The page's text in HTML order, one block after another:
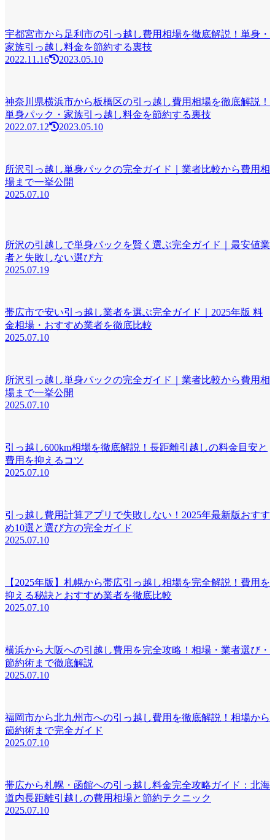
宇都宮市から足利市の引っ越し費用相場を徹底解説！単身・
家族引っ越し料金を節約する裏技
2022.11.16
2023.05.10
神奈川県横浜市から板橋区の引っ越し費用相場を徹底解説！
単身パック・家族引っ越し料金を節約する裏技
2022.07.12
2023.05.10
所沢引っ越し単身パックの完全ガイド｜業者比較から費用相
場まで一挙公開
2025.07.10
所沢の引越しで単身パックを賢く選ぶ完全ガイド｜最安値業
者と失敗しない選び方
2025.07.19
帯広市で安い引っ越し業者を選ぶ完全ガイド｜2025年版 料
金相場・おすすめ業者を徹底比較
2025.07.10
所沢引っ越し単身パックの完全ガイド｜業者比較から費用相
場まで一挙公開
2025.07.10
引っ越し600km相場を徹底解説！長距離引越しの料金目安と
費用を抑えるコツ
2025.07.10
引っ越し費用計算アプリで失敗しない！2025年最新版おすす
め10選と選び方の完全ガイド
2025.07.10
【2025年版】札幌から帯広引っ越し相場を完全解説！費用を
抑える秘訣とおすすめ業者を徹底比較
2025.07.10
横浜から大阪への引越し費用を完全攻略！相場・業者選び・
節約術まで徹底解説
2025.07.10
福岡市から北九州市への引っ越し費用を徹底解説！相場から
節約術まで完全ガイド
2025.07.10
帯広から札幌・函館への引っ越し料金完全攻略ガイド：北海
道内長距離引越しの費用相場と節約テクニック
2025.07.10